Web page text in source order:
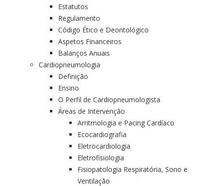
Estatutos
Regulamento
Código Ético e Deontológico
Aspetos Financeiros
Balanços Anuais
Cardiopneumologia
Definição
Ensino
O Perfil de Cardiopneumologista
Áreas de Intervenção
Arritmologia e Pacing Cardíaco
Ecocardiografia
Eletrocardiologia
Eletrofisiologia
Fisiopatologia Respiratória, Sono e
Ventilação